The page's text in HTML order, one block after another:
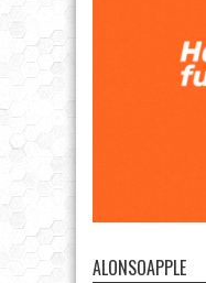
ALONSOAPPLE